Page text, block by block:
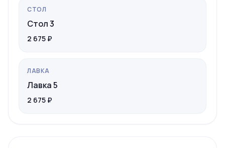
СТОЛ
Стол 3
2 675 ₽
ЛАВКА
Лавка 5
2 675 ₽